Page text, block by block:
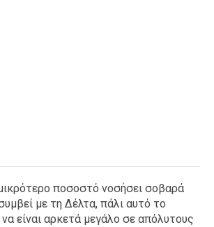
ποσοστό νοσήσει σοβαρά
με τη Δέλτα, πάλι αυτό το
είναι αρκετά μεγάλο σε απόλυτους